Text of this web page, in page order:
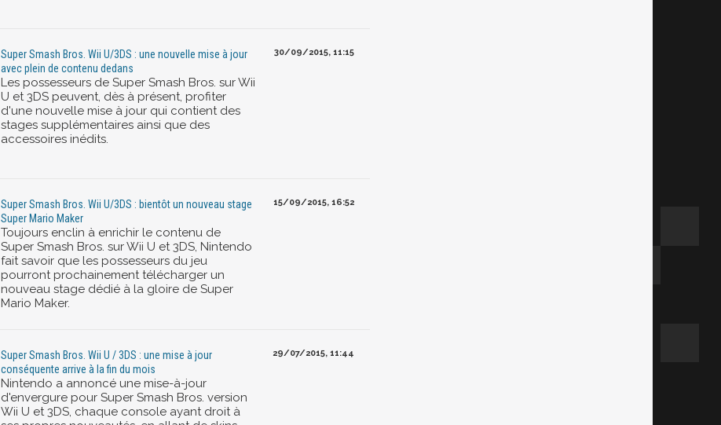
Super Smash Bros. Wii U/3DS : une nouvelle mise à jour
avec plein de contenu dedans
Les possesseurs de Super Smash Bros. sur Wii
U et 3DS peuvent, dès à présent, profiter
d'une nouvelle mise à jour qui contient des
stages supplémentaires ainsi que des
accessoires inédits.
30/09/2015, 11:15
Super Smash Bros. Wii U/3DS : bientôt un nouveau stage
Super Mario Maker
Toujours enclin à enrichir le contenu de
Super Smash Bros. sur Wii U et 3DS, Nintendo
fait savoir que les possesseurs du jeu
pourront prochainement télécharger un
nouveau stage dédié à la gloire de Super
Mario Maker.
15/09/2015, 16:52
Super Smash Bros. Wii U / 3DS : une mise à jour
conséquente arrive à la fin du mois
Nintendo a annoncé une mise-à-jour
d'envergure pour Super Smash Bros. version
Wii U et 3DS, chaque console ayant droit à
29/07/2015, 11:44